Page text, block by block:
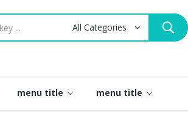
menu title menu title